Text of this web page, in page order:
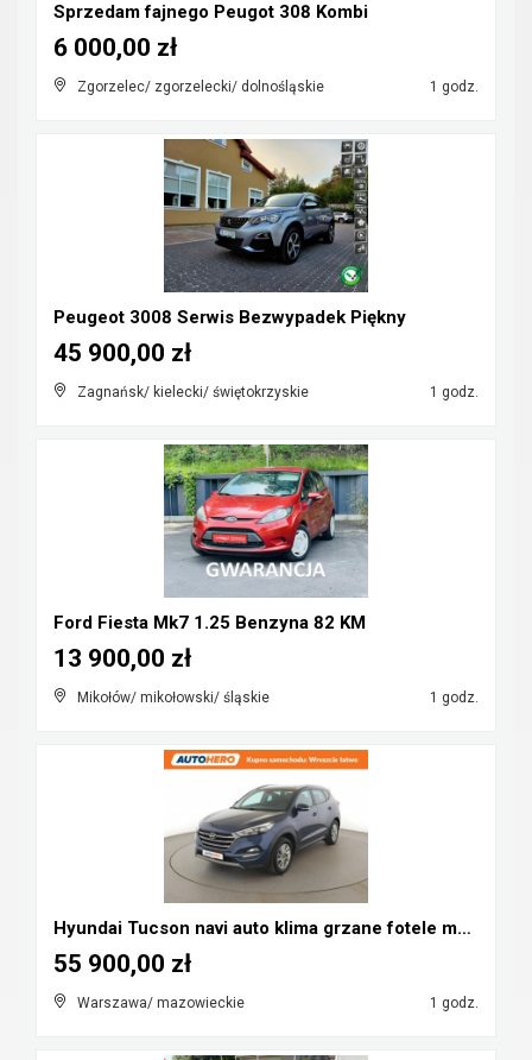
Sprzedam fajnego Peugot 308 Kombi
Zgorzelec/ zgorzelecki/ dolnośląskie 1 godz.
6 000,00 zł
Peugeot 3008 Serwis Bezwypadek Piękny
Zagnańsk/ kielecki/ świętokrzyskie 1 godz.
45 900,00 zł
Ford Fiesta Mk7 1.25 Benzyna 82 KM
Mikołów/ mikołowski/ śląskie 1 godz.
13 900,00 zł
Hyundai Tucson navi auto klima grzane fotele manua...
Warszawa/ mazowieckie 1 godz.
55 900,00 zł